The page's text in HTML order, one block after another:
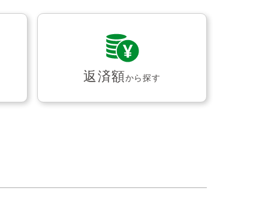
返済額から探す